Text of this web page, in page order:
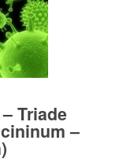
Triade
–